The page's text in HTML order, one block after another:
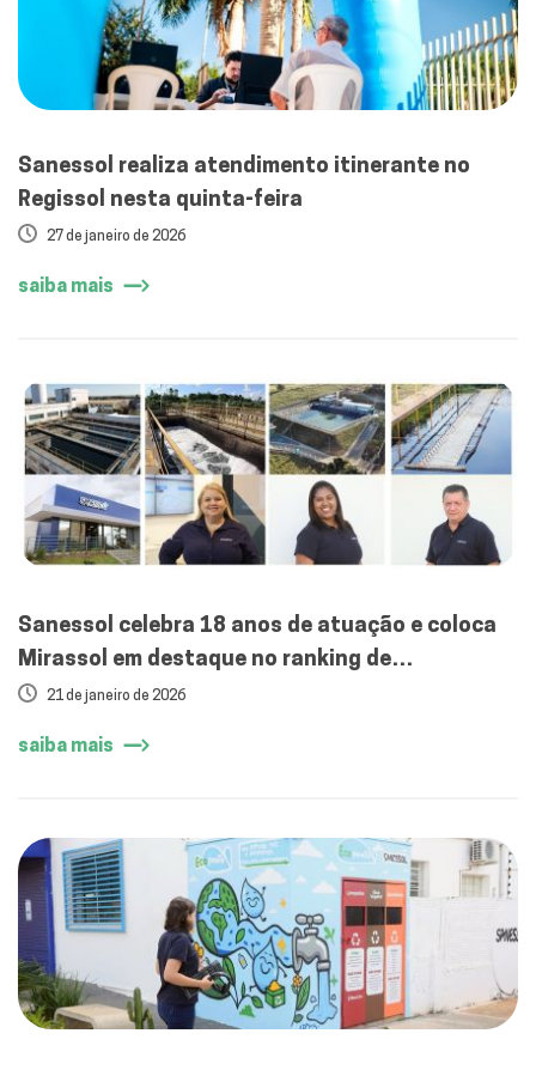
Sanessol realiza atendimento itinerante no
Regissol nesta quinta-feira
27 de janeiro de 2026
saiba mais
Sanessol celebra 18 anos de atuação e coloca
Mirassol em destaque no ranking de
saneamento
21 de janeiro de 2026
saiba mais